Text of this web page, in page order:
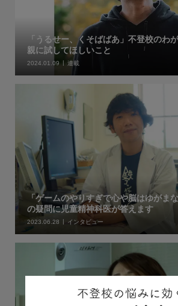
「うるせー、くそばばあ」不登校のわ
親に試してほしいこと
2024.01.09 連載
「ゲームのやりすぎで心や脳はゆがま
の疑問に児童精神科医が答えます
2023.06.28 インタビュー